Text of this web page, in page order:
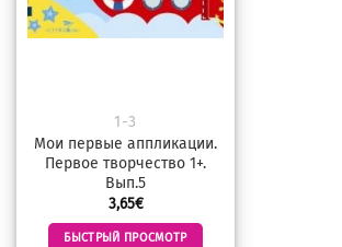
1-3
Мои первые аппликации.
Первое творчество 1+.
Вып.5
3,65€
БЫСТРЫЙ ПРОСМОТР